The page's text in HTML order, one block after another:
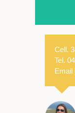
Cell.
Tel.
Email